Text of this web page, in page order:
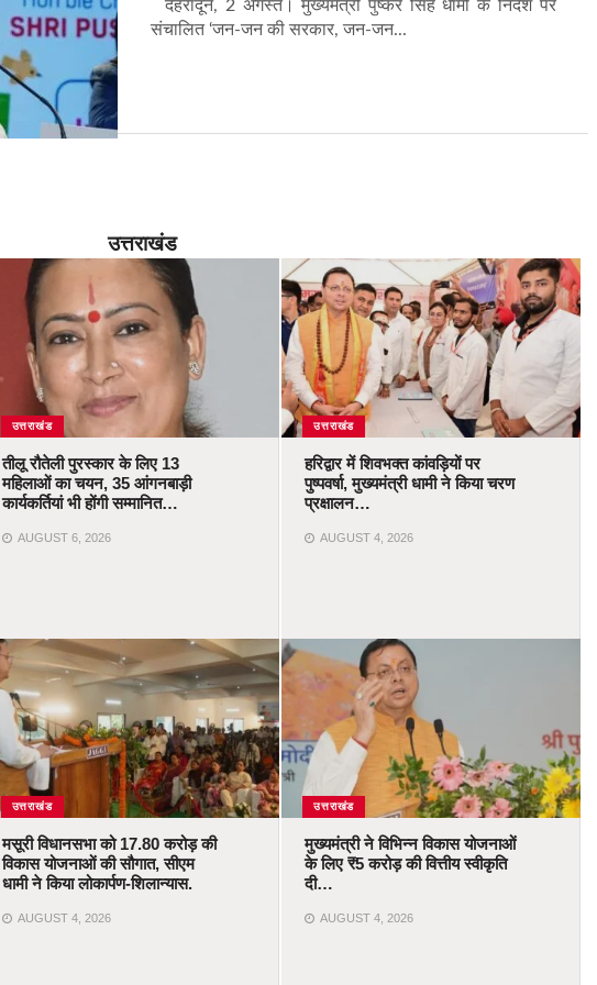
देहरादून, 2 अगस्त। मुख्यमंत्री पुष्कर सिंह धामी के निर्देश पर
संचालित ‘जन-जन की सरकार, जन-जन...
उत्तराखंड
उत्तराखंड
तीलू रौतेली पुरस्कार के लिए 13
महिलाओं का चयन, 35 आंगनबाड़ी
कार्यकर्तियां भी होंगी सम्मानित…
AUGUST 6, 2026
उत्तराखंड
मसूरी विधानसभा को 17.80 करोड़ की
विकास योजनाओं की सौगात, सीएम
धामी ने किया लोकार्पण-शिलान्यास.
AUGUST 4, 2026
उत्तराखंड
हरिद्वार में शिवभक्त कांवड़ियों पर
पुष्पवर्षा, मुख्यमंत्री धामी ने किया चरण
प्रक्षालन…
AUGUST 4, 2026
उत्तराखंड
मुख्यमंत्री ने विभिन्न विकास योजनाओं
के लिए ₹5 करोड़ की वित्तीय स्वीकृति
दी…
AUGUST 4, 2026